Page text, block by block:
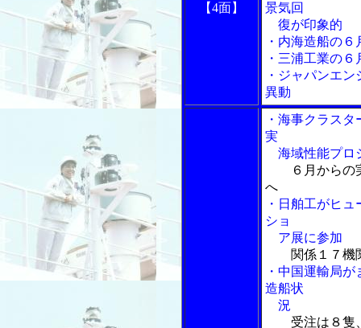
【4面】
景気回
復が印象的
・内海造船の
・三浦工業の
・ジャパンエ
異動
・海事クラス
実
海域性能プロ
６月から
へ
・日舶工がヒ
ショ
ア展に参加
関係１７機
・中国運輸局
造船状
況
受注は８隻